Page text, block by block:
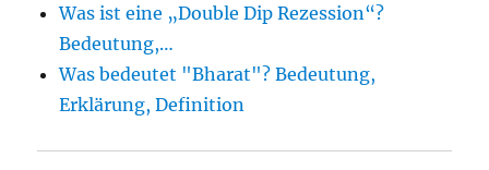
Was ist eine „Double Dip Rezession“?
Bedeutung,…
Was bedeutet "Bharat"? Bedeutung,
Erklärung, Definition